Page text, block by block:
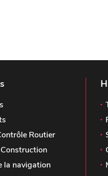
Routier
la navigation